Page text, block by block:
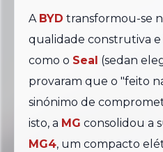
A BYD transformou-se
qualidade construtiva e
como o Seal (sedan
provaram que o "feito
sinónimo de
isto, a MG consolidou a
MG4, um compacto